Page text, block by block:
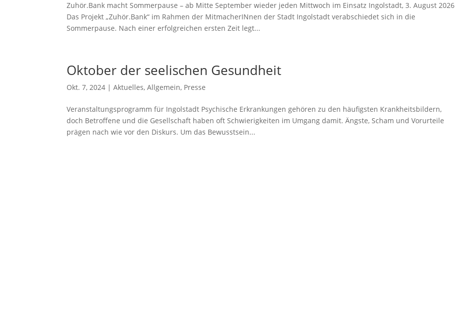
Zuhör.Bank macht Sommerpause – ab Mitte September wieder jeden Mittwoch im Einsatz Ingolstadt, 3. August 2026
Das Projekt „Zuhör.Bank“ im Rahmen der MitmacherINnen der Stadt Ingolstadt verabschiedet sich in die
Sommerpause. Nach einer erfolgreichen ersten Zeit legt...
Oktober der seelischen Gesundheit
Okt. 7, 2024 |Aktuelles,Allgemein, Presse
Veranstaltungsprogramm für Ingolstadt Psychische Erkrankungen gehören zu den häufigsten Krankheitsbildern,
doch Betroffene und die Gesellschaft haben oft Schwierigkeiten im Umgang damit. Ängste, Scham und Vorurteile
prägen nach wie vor den Diskurs. Um das Bewusstsein...